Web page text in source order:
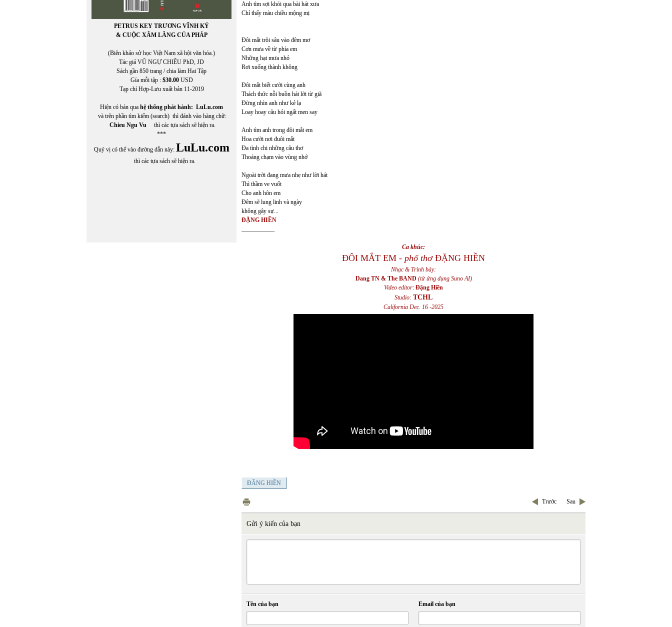
PETRUS KEY TRƯƠNG VĨNH KÝ
& CUỘC XÂM LĂNG CỦA PHÁP
(Biên khảo sử học Việt Nam xã hội văn hóa.)
Tác giả VŨ NGỰ CHIÊU PhD, JD
Sách gần 850 trang / chia làm Hai Tập
Gía mỗi tập : $30.00USD
Tạp chí Hợp-Lưu xuất bản 11-2019
Hiện có bán qua hệ thống phát hành: LuLu.com
và trên phần tìm kiếm (search) thì đánh vào hàng chữ:
Chieu Ngu Vu thì các tựa sách sẽ hiện ra.
***
Quý vị có thể vào đường dẫn này: LuLu.com
thì các tựa sách sẽ hiện ra.
Anh tìm sợi khói qua bài hát xưa
Chỉ thấy màu chiều mộng mị
Đôi mắt trôi sâu vào đêm mơ
Cơn mưa về từ phía em
Những hạt mưa nhỏ
Rơi xuống thành không
Đôi mắt biết cười cùng anh
Thách thức nỗi buồn hát lời từ giã
Đừng nhìn anh như kẻ lạ
Loay hoay câu hỏi ngất men say
Anh tìm anh trong đôi mắt em
Hoa cười nơi đuôi mắt
Đa tình chi những câu thơ
Thoáng chạm vào vùng nhớ
Ngoài trời đang mưa nhẹ như lời hát
Thì thầm ve vuốt
Cho anh hôn em
Đêm sẽ lung linh và ngày
không gây sự...
ĐẶNG HIỀN
Ca khúc:
ĐÔI MẮT EM - phổ thơĐẶNG HIỀN
Nhạc & Trình bày:
Dang TN & The BAND (từ ứng dụng Suno AI)
Video editor: Đặng Hiền
Studio: TCHL
California Dec. 16 -2025
ĐÂNG HIỀN
Trước Sau
Gửi ý kiến của bạn
Tên của bạn Email của bạn